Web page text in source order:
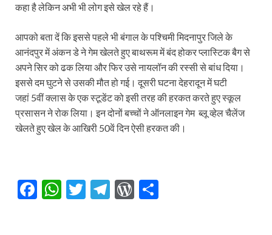
कहा है लेकिन अभी भी लोग इसे खेल रहे हैं।
आपको बता दें कि इससे पहले भी बंगाल के पश्चिमी मिदनापुर जिले के
आनंदपुर में अंकन डे ने गेम खेलते हुए बाथरूम में बंद होकर प्लास्टिक बैग से
अपने सिर को ढक लिया और फिर उसे नायलॉन की रस्सी से बांध दिया।
इससे दम घुटने से उसकी मौत हो गई। दूसरी घटना देहरादून में घटी
जहां 5वीं क्लास के एक स्टूडेंट को इसी तरह की हरकत करते हुए स्कूल
प्रसासन ने रोक लिया। इन दोनों बच्चों ने ऑनलाइन गेम ब्लू व्हेल चैलेंज
खेलते हुए खेल के आखिरी 50वें दिन ऐसी हरकत की।
F
W T
T
W